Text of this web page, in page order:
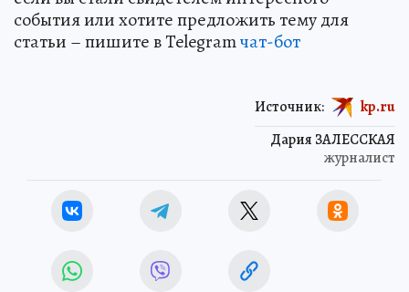
события или хотите предложить тему для
статьи – пишите в Telegramчат-бот
Дария ЗАЛЕССКАЯ
журналист
Источник: kp.ru